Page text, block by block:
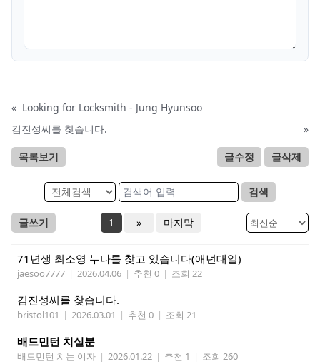
« Looking for Locksmith - Jung Hyunsoo
김진성씨를 찾습니다.
»
목록보기 글수정 글삭제
검색
글쓰기 1 » 마지막
71년생 최소영 누나를 찾고 있습니다(애넌대일)
jaesoo7777 | 2026.04.06 | 추천 0 | 조회 22
김진성씨를 찾습니다.
bristol101 | 2026.03.01 | 추천 0 | 조회 21
배드민턴 치실분
배드민턴 치는 여자 | 2026.01.22 | 추천 1 | 조회 260